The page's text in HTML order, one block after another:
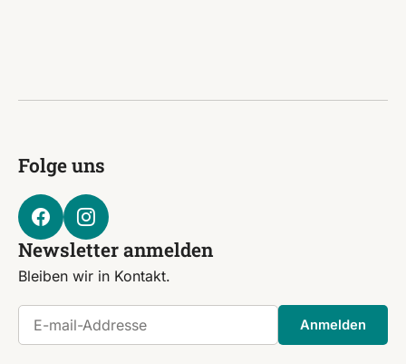
Folge uns
Newsletter anmelden
Bleiben wir in Kontakt.
Anmelden